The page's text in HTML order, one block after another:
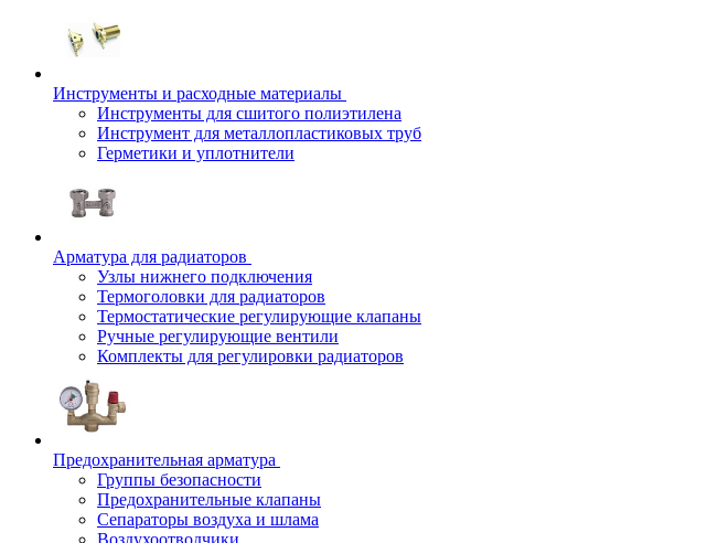
Инструменты и расходные материалы
Инструменты для сшитого полиэтилена
Инструмент для металлопластиковых труб
Герметики и уплотнители
Арматура для радиаторов
Узлы нижнего подключения
Термоголовки для радиаторов
Термостатические регулирующие клапаны
Ручные регулирующие вентили
Комплекты для регулировки радиаторов
Предохранительная арматура
Группы безопасности
Предохранительные клапаны
Сепараторы воздуха и шлама
Воздухоотводчики